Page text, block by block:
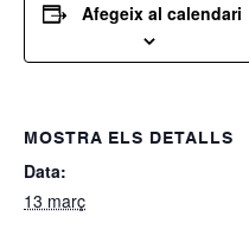
Afegeix al calendari
MOSTRA ELS DETALLS
Data:
13 març